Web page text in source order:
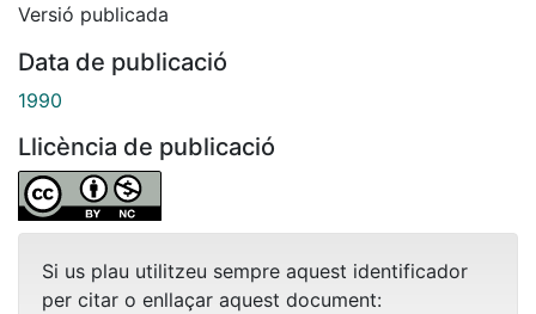
Versió publicada
Data de publicació
1990
Llicència de publicació
Si us plau utilitzeu sempre aquest identificador
per citar o enllaçar aquest document: